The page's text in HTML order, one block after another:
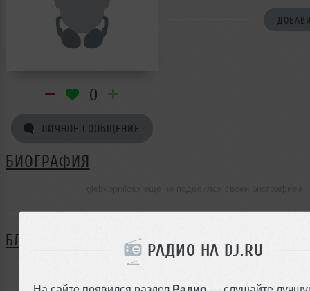
РАДИО НА DJ.RU
На сайте появился раздел Радио — слушайте
0
ЛИЧНОЕ СООБЩЕНИЕ
БИОГРАФИЯ
БЛОГ